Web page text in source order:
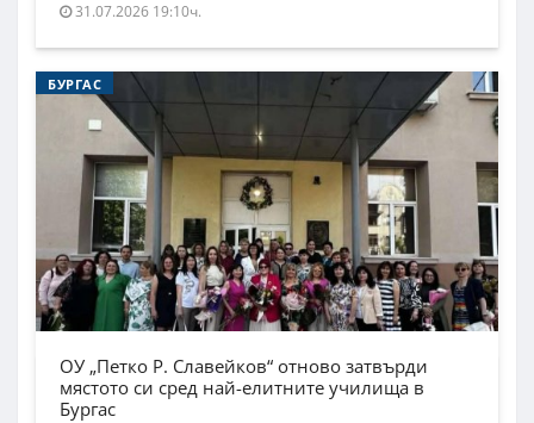
31.07.2026 19:10ч.
БУРГАС
ОУ „Петко Р. Славейков“ отново затвърди
мястото си сред най-елитните училища в
Бургас